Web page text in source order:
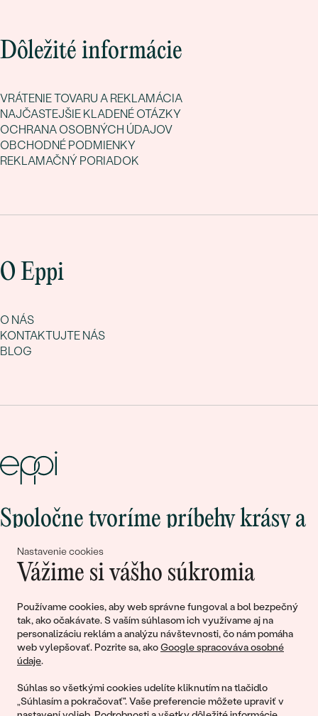
Nastavenie cookies
Vážime si vášho súkromia
Používame cookies, aby web správne fungoval a bol bezpečný
tak, ako očakávate. S vaším súhlasom ich využívame aj na
personalizáciu reklám a analýzu návštevnosti, čo nám pomáha
web vylepšovať. Pozrite sa, akoGoogle spracováva osobné
údaje.
Súhlas so všetkými cookies udelíte kliknutím na tlačidlo
„Súhlasím a pokračovať". Vaše preferencie môžete upraviť v
Dôležité informácie
VRÁTENIE TOVARU A REKLAMÁCIA
NAJČASTEJŠIE KLADENÉ OTÁZKY
OCHRANA OSOBNÝCH ÚDAJOV
OBCHODNÉ PODMIENKY
REKLAMAČNÝ PORIADOK
O Eppi
O NÁS
KONTAKTUJTE NÁS
BLOG
Spoločne tvoríme príbehy krásy a
lásky